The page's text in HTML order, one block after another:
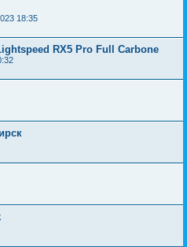
18:35
RX5 Pro Full Carbone